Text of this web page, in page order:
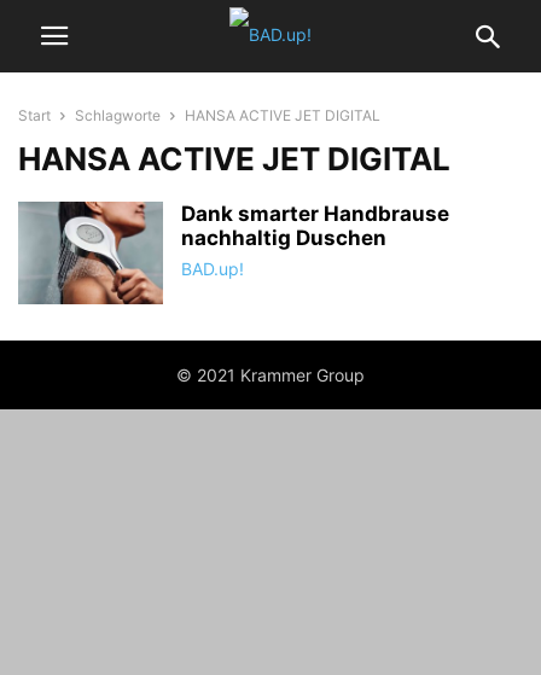
Start Schlagworte HANSA ACTIVE JET DIGITAL
HANSA ACTIVE JET DIGITAL
Dank smarter Handbrause
nachhaltig Duschen
BAD.up!
© 2021 Krammer Group